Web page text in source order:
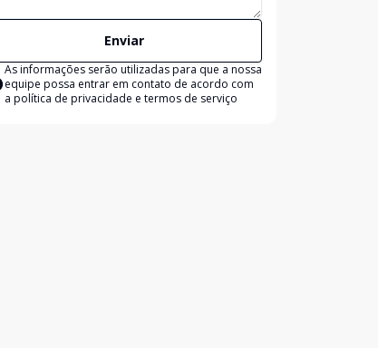
Enviar
As informações serão utilizadas para que a nossa
equipe possa entrar em contato de acordo com
a política de privacidade e termos de serviço